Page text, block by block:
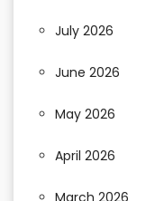
July 2026
June 2026
May 2026
April 2026